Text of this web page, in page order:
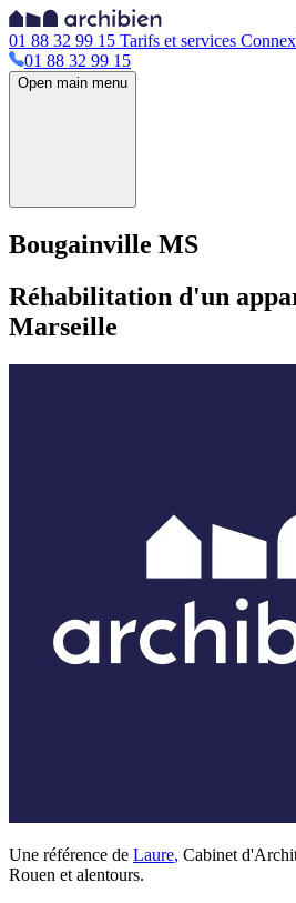
01 88 32 99 15 Tarifs et services
01 88 32 99 15
Open main menu
Bougainville MS
Réhabilitation d'un
Marseille
Une référence de Laure, Cabinet
Rouen et alentours.